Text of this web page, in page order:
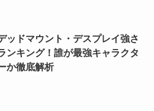
ッドマウント・デスプレイ強さ
ンキング！誰が最強キャラクタ
か徹底解析